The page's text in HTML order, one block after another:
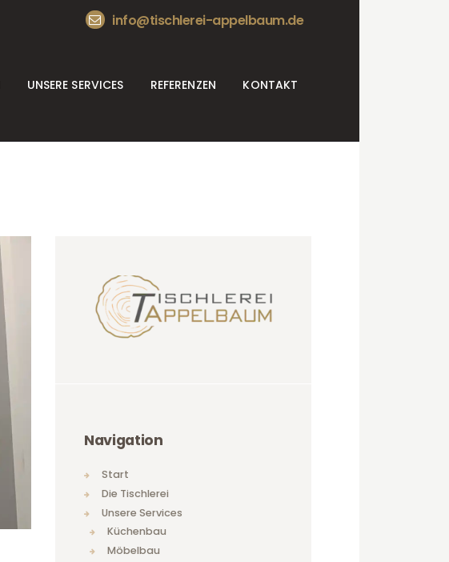
info@tischlerei-appelbaum.de
UNSERE SERVICES REFERENZEN KONTAKT
Navigation
Start
Die Tischlerei
Unsere Services
Küchenbau
Möbelbau